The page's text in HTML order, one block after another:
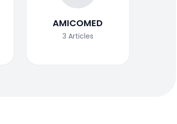
AMICOMED
3 Articles